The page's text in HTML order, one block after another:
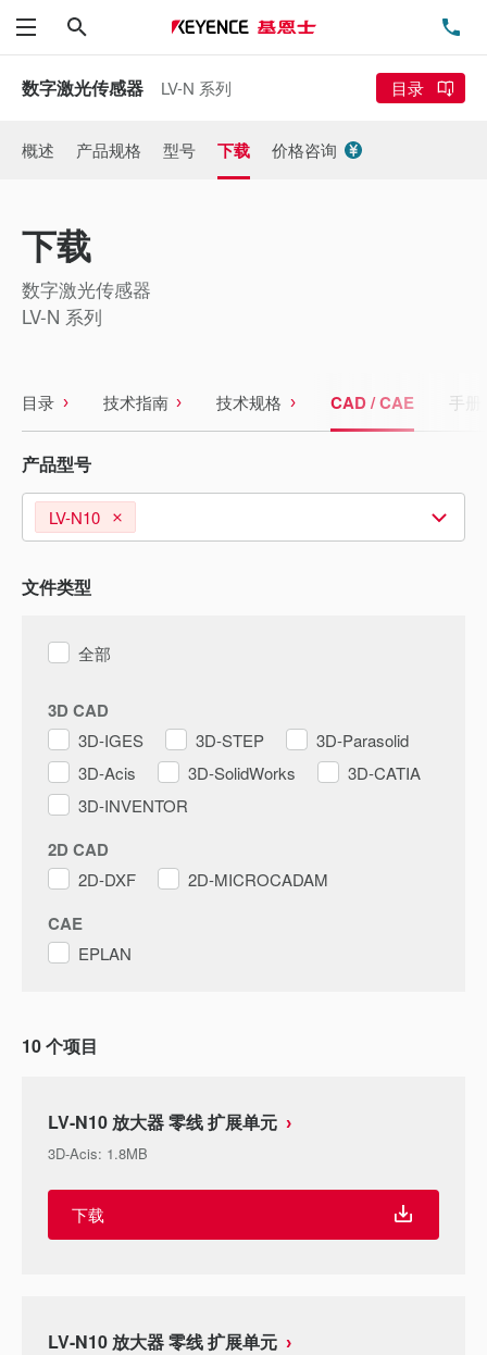
菜单
数字激光传感器 LV-N 系列 目录
概述 产品规格 型号 下载 价格咨询
下载
数字激光传感器
LV-N 系列
目录 技术指南 技术规格 CAD / CAE 手册
产品型号
LV-N10
文件类型
全部
3D CAD
3D-IGES 3D-STEP
3D-Parasolid
3D-Acis
3D-SolidWorks
3D-CATIA
3D-INVENTOR
2D CAD
2D-DXF 2D-MICROCADAM
CAE
EPLAN
10个项目
LV-N10 放大器 零线 扩展单元
3D-Acis: 1.8MB
下载
LV-N10 放大器 零线 扩展单元